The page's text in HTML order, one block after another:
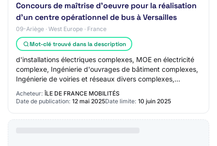
Concours de maîtrise d'oeuvre pour la réalisation
d'un centre opérationnel de bus à Versailles
09-Ariège · West Europe · France
Mot-clé trouvé dans la description
d'installations électriques complexes, MOE en électricité
complexe, Ingénierie d'ouvrages de bâtiment complexes,
Ingénierie de voiries et réseaux divers complexes,
Ingénierie en génie civil et gros o…
Acheteur: ÎLE DE FRANCE MOBILITÉS
Date de publication: 12 mai 2025Date limite: 10 juin 2025